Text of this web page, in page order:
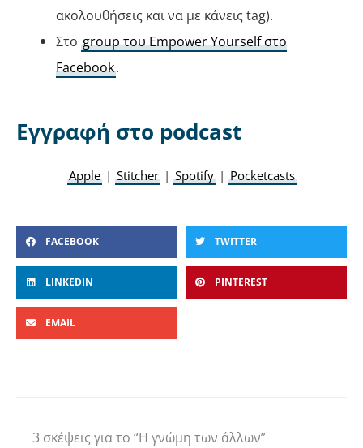
ακολουθήσεις και να με κάνεις tag).
Στοgroup του Empower Yourself στο
Facebook.
Εγγραφή στο podcast
Apple| Stitcher| Spotify| Pocketcasts
FACEBOOK TWITTER
LINKEDIN PINTEREST
EMAIL
3 σκέψεις για το “Η γνώμη των άλλων”